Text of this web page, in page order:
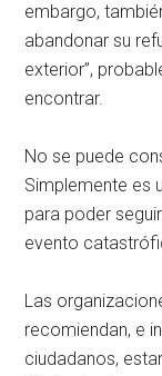
embargo,
abandonar su
exterior”,
encontrar.
No se puede
Simplemente es
para poder
evento
Las
recomiendan, e
ciudadanos,